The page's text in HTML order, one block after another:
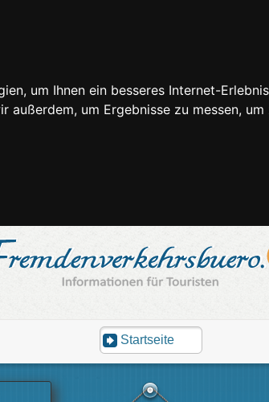
um Ihnen ein besseres Internet-
außerdem, um Ergebnisse zu messen,
Startseite